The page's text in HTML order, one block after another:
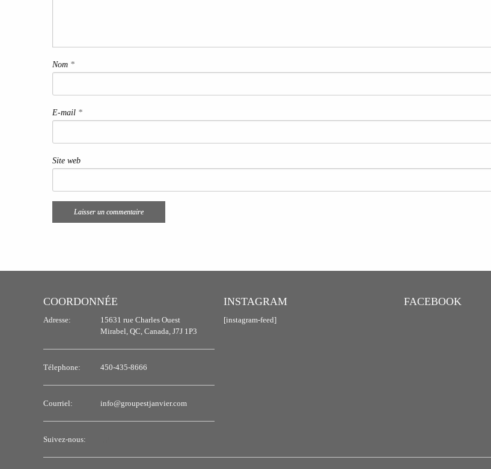
Nom *
E-mail *
Site web
COORDONNÉE
Adresse:
15631 rue Charles Ouest
Mirabel, QC, Canada, J7J 1P3
Télephone: 450-435-8666
Courriel: info@groupestjanvier.com
Suivez-nous:
INSTAGRAM
[instagram-feed]
FACEBOOK